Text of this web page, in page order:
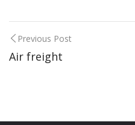
Previous Post
Air freight